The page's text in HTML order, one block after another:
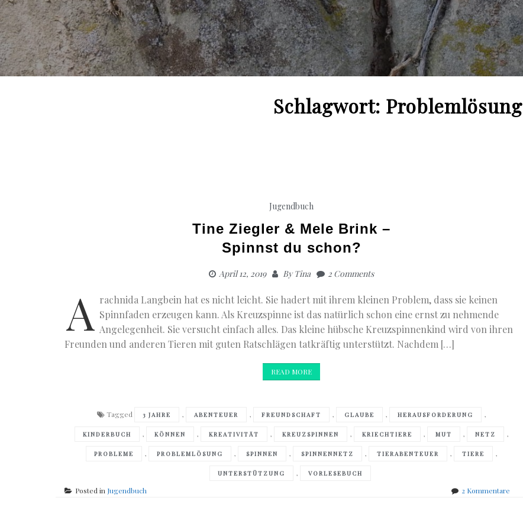
Schlagwort: Problemlösung
Jugendbuch
Tine Ziegler & Mele Brink –
Spinnst du schon?
April 12, 2019 ByTina 2 Comments
A rachnida Langbein hat es nicht leicht. Sie hadert mit ihrem kleinen Problem, dass sie keinen
Spinnfaden erzeugen kann. Als Kreuzspinne ist das natürlich schon eine ernst zu nehmende
Angelegenheit. Sie versucht einfach alles. Das kleine hübsche Kreuzspinnenkind wird von ihren
Freunden und anderen Tieren mit guten Ratschlägen tatkräftig unterstützt. Nachdem […]
READ MORE
Tagged 3 JAHRE , ABENTEUER , FREUNDSCHAFT , GLAUBE , HERAUSFORDERUNG ,
KINDERBUCH , KÖNNEN , KREATIVITÄT , KREUZSPINNEN , KRIECHTIERE , MUT , NETZ ,
PROBLEME , PROBLEMLÖSUNG , SPINNEN , SPINNENNETZ , TIERABENTEUER , TIERE ,
UNTERSTÜTZUNG , VORLESEBUCH
Posted in Jugendbuch 2 Kommentarezu